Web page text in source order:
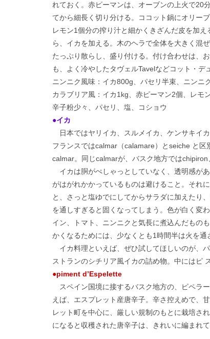
れておく。赤ピーマンは、オーブンの上火で20
てから細長く切り分ける。ココット鍋にオリー
レモン1個分の搾り汁と細かくきざんだ皮を加
ら、イカを加える。木のヘラで全体を大きく混
たっぷり散らし、盛り付ける。付け合わせは、
も、よく冷やしたタヴェルTavelなどコット・デ
ニンニク風味：イカ800g、パセリ半束、ニンニ
カラブリア風：イカ1kg、赤ピーマン2個、レモ
辛子粉少々、パセリ、塩、コショウ
●イカ
日本ではヤリイカ、スルメイカ、ケンサキイ
フランスではcalmar（calamare）とseiche と
calmar。同じcalmarが、バスク地方では
イカは胴がぺしゃっとしていなく、透明感が
がはがれかかっているものは避けること。それ
と、さっと塩ゆでにしてからサラダに加えたり
を通しすぎると固くなってしまう。色が白く変
イン、トマト、ニンニクと気長に煮込んだもの
かくなるためには、少なくとも1時間半は火を通
イカ料理といえば、ぜひ試してほしいのが、
ストランのシチリア風イカの詰め物。中にはピ
●piment d’Espelette
スペイン国境に接するバスク地方の、ピペラ
えば、エスプレット産唐辛子。辛さ控えめで、
レット町を中心に、厳しい規制のもとに栽培さ
になると収穫された唐辛子は、きれいに編まれ